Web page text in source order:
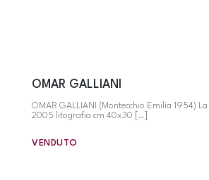
OMAR GALLIANI
OMAR GALLIANI (Montecchio Emilia 1954)
2005 litografia cm 40x30 [..]
VENDUTO